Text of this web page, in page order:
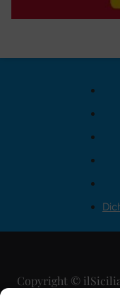
Copyright ©